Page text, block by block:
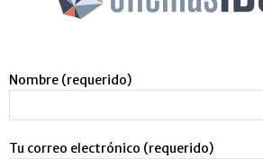
Nombre (requerido)
Tu correo electrónico (requerido)